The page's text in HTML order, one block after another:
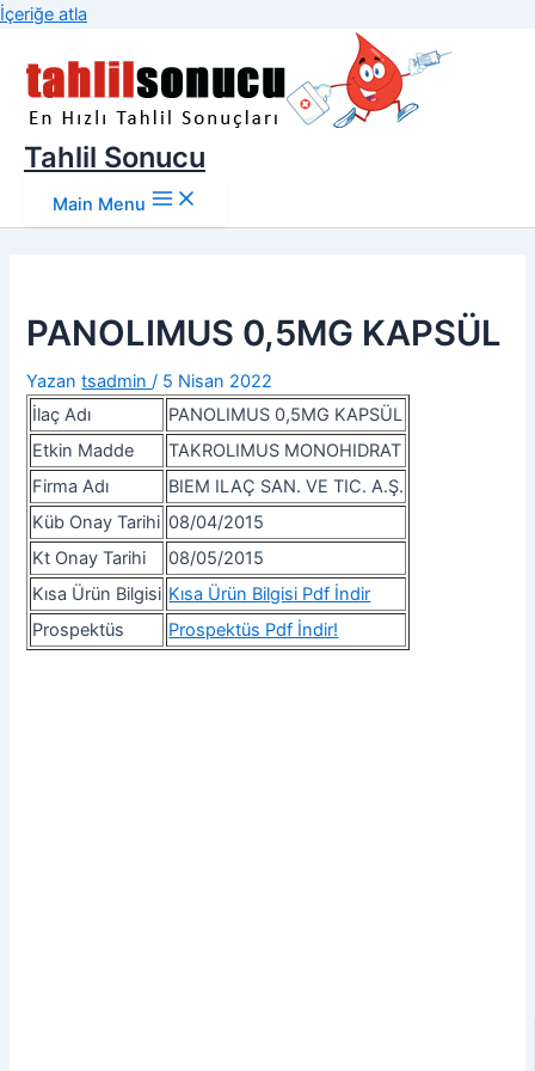
İçeriğe atla
Tahlil Sonucu
Main Menu
PANOLIMUS 0,5MG KAPSÜL
Yazan tsadmin/ 5 Nisan 2022
İlaç Adı
PANOLIMUS 0,5MG KAPSÜL
Etkin Madde
TAKROLIMUS MONOHIDRAT
Firma Adı
BIEM ILAÇ SAN. VE TIC. A.Ş.
Küb Onay Tarihi 08/04/2015
Kt Onay Tarihi
08/05/2015
Kısa Ürün Bilgisi Kısa Ürün Bilgisi Pdf İndir
Prospektüs
Prospektüs Pdf İndir!